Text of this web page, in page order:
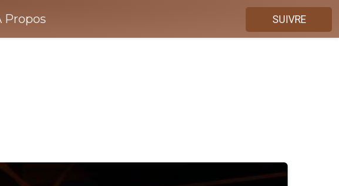
Propos
SUIVRE